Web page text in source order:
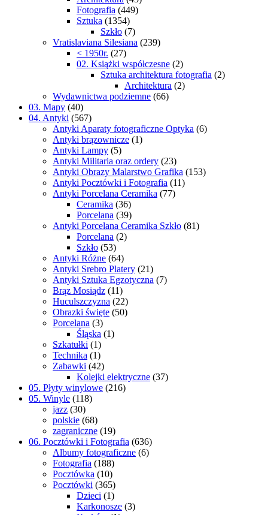
Fotografia (449)
Sztuka (1354)
Szkło (7)
Vratislaviana Silesiana (239)
< 1950r. (27)
02. Książki współczesne (2)
Sztuka architektura fotografia (2)
Architektura (2)
Wydawnictwa podziemne (66)
03. Mapy (40)
04. Antyki (567)
Antyki Aparaty fotograficzne Optyka (6)
Antyki brązownicze (1)
Antyki Lampy (5)
Antyki Militaria oraz ordery (23)
Antyki Obrazy Malarstwo Grafika (153)
Antyki Pocztówki i Fotografia (11)
Antyki Porcelana Ceramika (77)
Ceramika (36)
Porcelana (39)
Antyki Porcelana Ceramika Szkło (81)
Porcelana (2)
Szkło (53)
Antyki Różne (64)
Antyki Srebro Platery (21)
Antyki Sztuka Egzotyczna (7)
Brąz Mosiądz (11)
Huculszczyzna (22)
Obrazki święte (50)
Porcelana (3)
Śląska (1)
Szkatułki (1)
Technika (1)
Zabawki (42)
Kolejki elektryczne (37)
05. Płyty winylowe (216)
05. Winyle (118)
jazz (30)
polskie (68)
zagraniczne (19)
06. Pocztówki i Fotografia (636)
Albumy fotograficzne (6)
Fotografia (188)
Pocztówka (10)
Pocztówki (365)
Dzieci (1)
Karkonosze (3)